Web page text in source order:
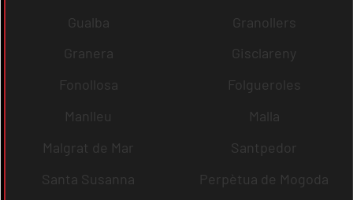
Gualba
Granollers
Granera
Gisclareny
Fonollosa
Folgueroles
Manlleu
Malla
Malgrat de Mar
Santpedor
Santa Susanna
Perpètua de Mogoda